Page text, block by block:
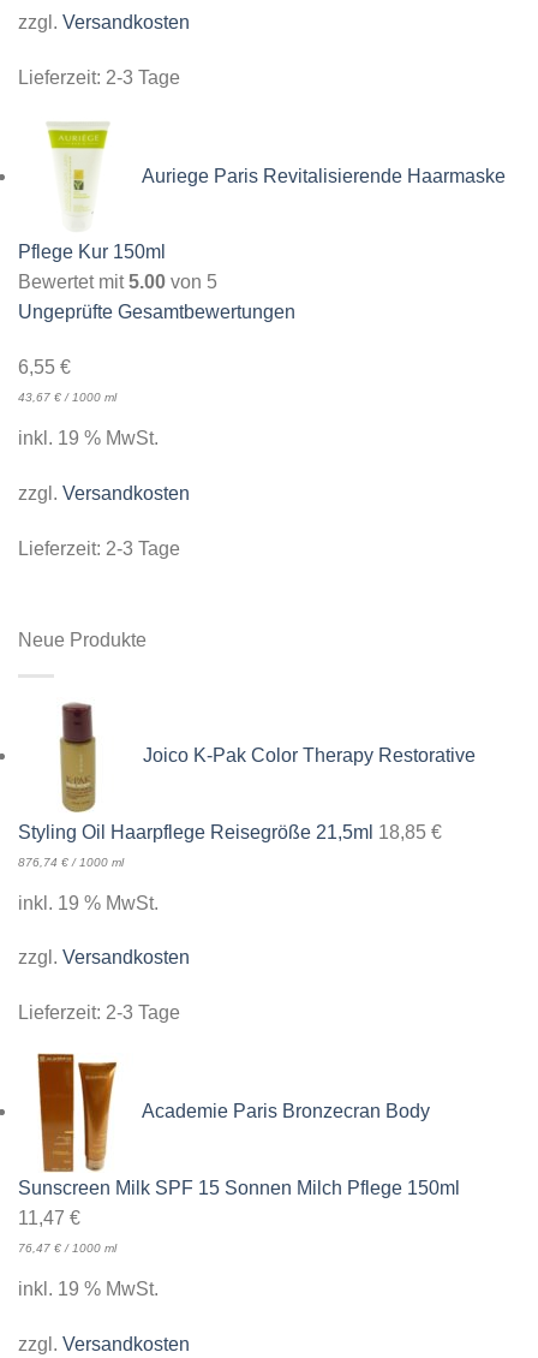
zzgl. Versandkosten
Lieferzeit: 2-3 Tage
Auriege Paris Revitalisierende Haarmaske
Pflege Kur 150ml
Bewertet mit5.00 von 5
Ungeprüfte Gesamtbewertungen
6,55 €
43,67 € / 1000 ml
inkl. 19 % MwSt.
zzgl. Versandkosten
Lieferzeit: 2-3 Tage
Neue Produkte
Joico K-Pak Color Therapy Restorative
Styling Oil Haarpflege Reisegröße 21,5ml 18,85 €
876,74 € / 1000 ml
inkl. 19 % MwSt.
zzgl. Versandkosten
Lieferzeit: 2-3 Tage
Academie Paris Bronzecran Body
Sunscreen Milk SPF 15 Sonnen Milch Pflege 150ml
11,47 €
76,47 € / 1000 ml
inkl. 19 % MwSt.
zzgl. Versandkosten